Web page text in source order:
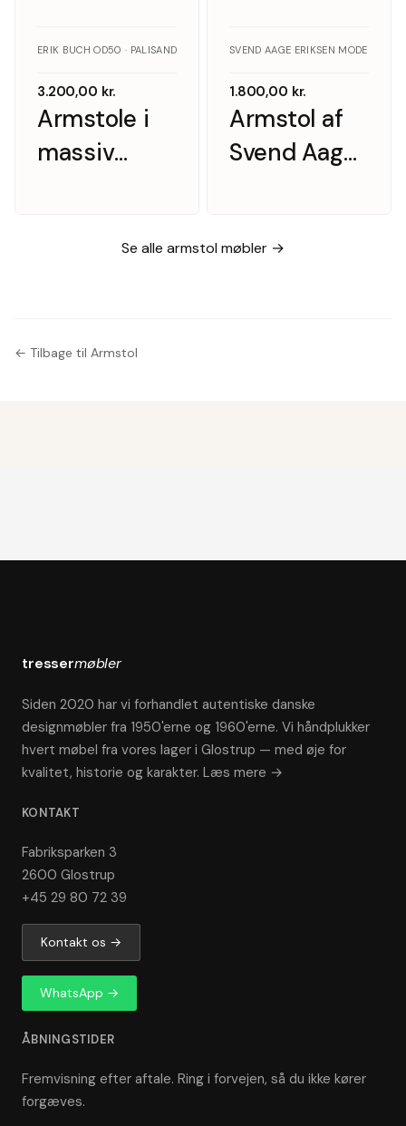
Armstole i
massiv
OD50 (2)
ERIK BUCH OD50 · PALISANDER
3.200,00 kr.
Armstol af
Svend Aage
SVEND AAGE ERIKSEN MODEL GM11
1.800,00 kr.
Se alle armstol møbler →
← Tilbage til Armstol
tressermøbler
Siden 2020 har vi forhandlet autentiske danske
designmøbler fra 1950'erne og 1960'erne. Vi håndplukker
hvert møbel fra vores lager i Glostrup — med øje for
kvalitet, historie og karakter. Læs mere →
KONTAKT
Fabriksparken 3
2600 Glostrup
+45 29 80 72 39
Kontakt os →
WhatsApp →
ÅBNINGSTIDER
Fremvisning efter aftale. Ring i forvejen, så du ikke kører
forgæves.